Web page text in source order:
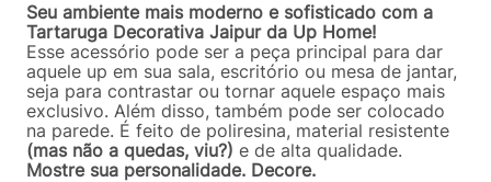
Seu ambiente mais moderno e sofisticado com a
Tartaruga Decorativa Jaipur da Up Home!
Esse acessório pode ser a peça principal para dar
aquele up em sua sala, escritório ou mesa de jantar,
seja para contrastar ou tornar aquele espaço mais
exclusivo. Além disso, também pode ser colocado
na parede. É feito de poliresina, material resistente
(mas não a quedas, viu?) e de alta qualidade.
Mostre sua personalidade. Decore.